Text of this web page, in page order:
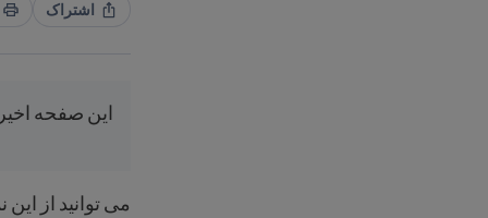
اشتراک
این صفحه
می توانید از این